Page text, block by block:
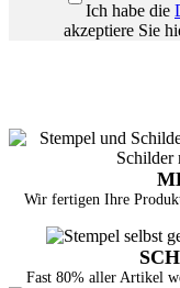
Ich habe die
akzeptiere Sie
Wir fertigen Ihre
Fast 80% aller Artikel